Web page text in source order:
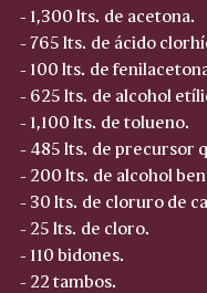
- 1,300 lts. de acetona.
- 765 lts. de ácido
- 100 lts. de
- 625 lts. de alcohol
- 1,100 lts. de tolueno.
- 485 lts. de precursor
- 200 lts. de alcohol
- 30 lts. de cloruro de
- 25 lts. de cloro.
- 110 bidones.
- 22 tambos.